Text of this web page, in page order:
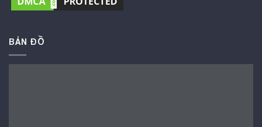
BẢN ĐỒ